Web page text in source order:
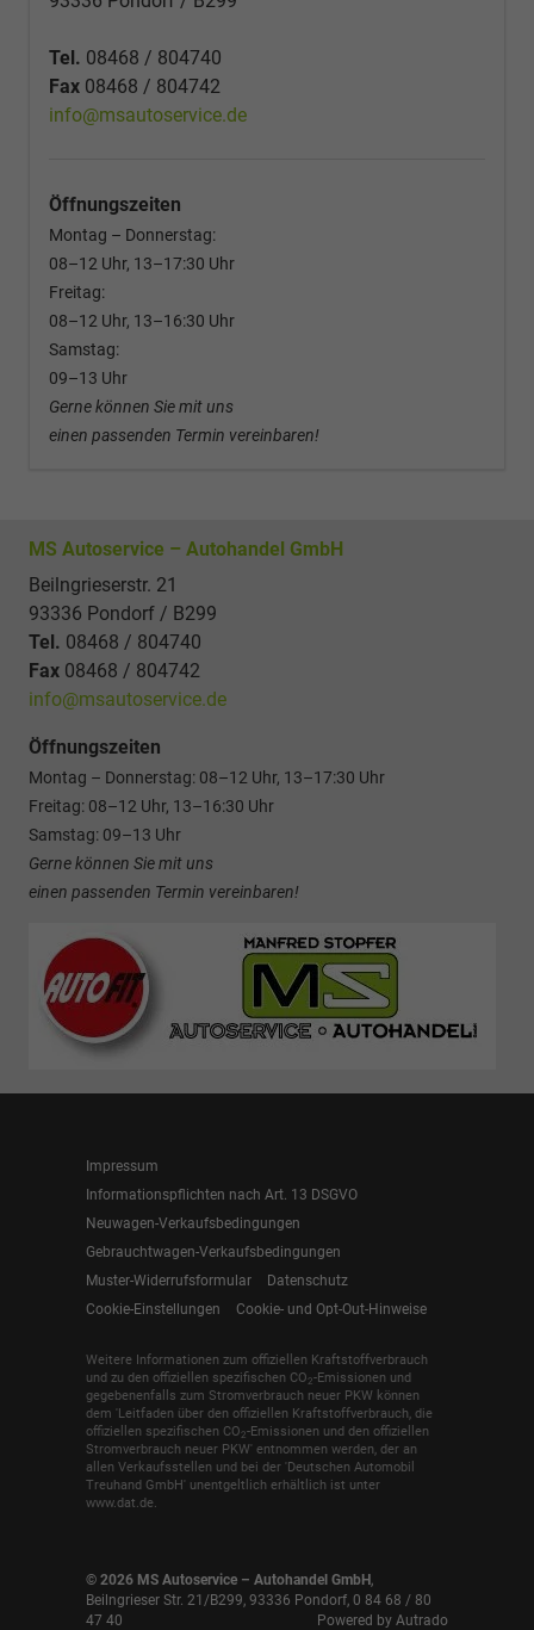
Tel. 08468 / 804740
Fax 08468 / 804742
info@msautoservice.de
Öffnungszeiten
Montag – Donnerstag:
08–12 Uhr, 13–17:30 Uhr
Freitag:
08–12 Uhr, 13–16:30 Uhr
Samstag:
09–13 Uhr
Gerne können Sie mit uns
einen passenden Termin vereinbaren!
MS Autoservice – Autohandel GmbH
Beilngrieserstr. 21
93336 Pondorf / B299
Tel. 08468 / 804740
Fax 08468 / 804742
info@msautoservice.de
Öffnungszeiten
Montag – Donnerstag: 08–12 Uhr, 13–17:30 Uhr
Freitag: 08–12 Uhr, 13–16:30 Uhr
Samstag: 09–13 Uhr
Gerne können Sie mit uns
einen passenden Termin vereinbaren!
Impressum
Informationspflichten nach Art. 13 DSGVO
Neuwagen-Verkaufsbedingungen
Gebrauchtwagen-Verkaufsbedingungen
Muster-Widerrufsformular
Datenschutz
Cookie-Einstellungen
Cookie- und Opt-Out-Hinweise
Weitere Informationen zum offiziellen Kraftstoffverbrauch
und zu den offiziellen spezifischen CO2-Emissionen und
gegebenenfalls zum Stromverbrauch neuer PKW können
dem 'Leitfaden über den offiziellen Kraftstoffverbrauch, die
offiziellen spezifischen CO2-Emissionen und den offiziellen
Stromverbrauch neuer PKW' entnommen werden, der an
allen Verkaufsstellen und bei der 'Deutschen Automobil
Treuhand GmbH' unentgeltlich erhältlich ist unter
www.dat.de.
© 2026 MS Autoservice – Autohandel GmbH
Beilngrieser Str. 21/B299 93336 Pondorf, 0 84 68 / 80
47 40
Powered by Autrado